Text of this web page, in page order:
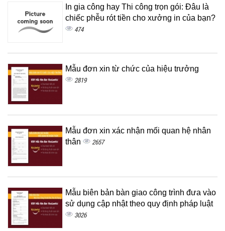
In gia công hay Thi công trọn gói: Đâu là
chiếc phễu rót tiền cho xưởng in của bạn?
474
Mẫu đơn xin từ chức của hiệu trưởng
2819
Mẫu đơn xin xác nhận mối quan hệ nhân
thân
2657
Mẫu biên bản bàn giao công trình đưa vào
sử dụng cập nhật theo quy định pháp luật
3026